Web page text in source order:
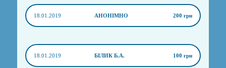
18.01.2019 АНОНІМНО 200 грн
18.01.2019 БІЛИК Б.А. 100 грн